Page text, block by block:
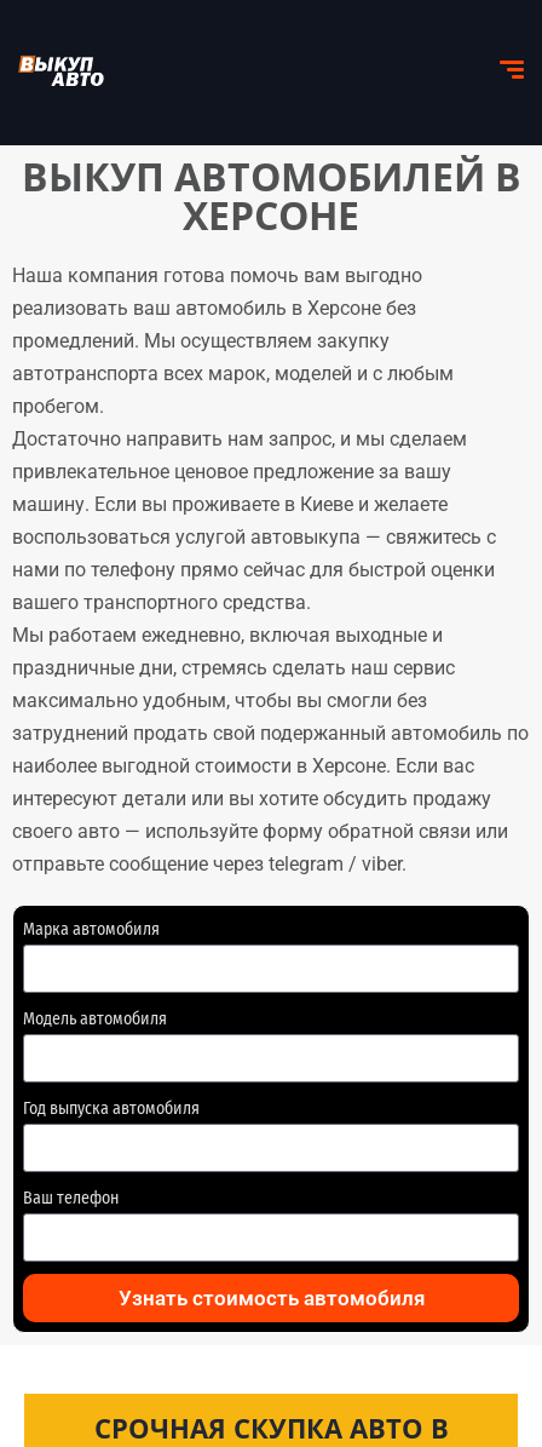
ВЫКУП АВТОМОБИЛЕЙ В
ХЕРСОНЕ
Наша компания готова помочь вам выгодно
реализовать ваш автомобиль в Херсоне без
промедлений. Мы осуществляем закупку
автотранспорта всех марок, моделей и с любым
пробегом.
Достаточно направить нам запрос, и мы сделаем
привлекательное ценовое предложение за вашу
машину. Если вы проживаете в Киеве и желаете
воспользоваться услугой автовыкупа — свяжитесь с
нами по телефону прямо сейчас для быстрой оценки
вашего транспортного средства.
Мы работаем ежедневно, включая выходные и
праздничные дни, стремясь сделать наш сервис
максимально удобным, чтобы вы смогли без
затруднений продать свой подержанный автомобиль по
наиболее выгодной стоимости в Херсоне. Если вас
интересуют детали или вы хотите обсудить продажу
своего авто — используйте форму обратной связи или
отправьте сообщение через telegram / viber.
Марка автомобиля
Модель автомобиля
Год выпуска автомобиля
Ваш телефон
Узнать стоимость автомобиля
СРОЧНАЯ СКУПКА АВТО В